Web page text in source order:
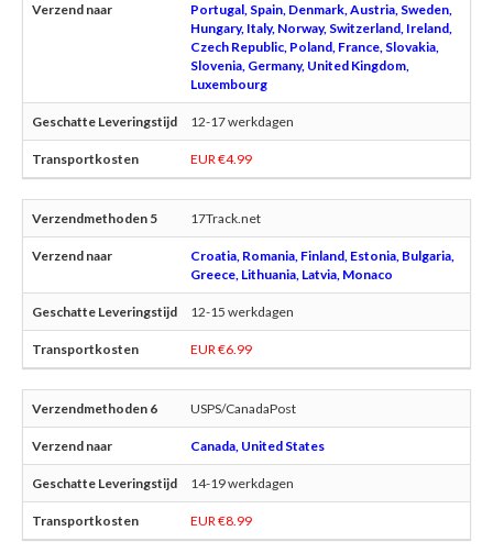
Portugal, Spain, Denmark, Austria, Sweden,
Hungary, Italy, Norway, Switzerland, Ireland,
Czech Republic, Poland, France, Slovakia,
Slovenia, Germany, United Kingdom,
Luxembourg
12-17 werkdagen
EUR €4.99
17Track.net
Croatia, Romania, Finland, Estonia, Bulgaria,
Greece, Lithuania, Latvia, Monaco
12-15 werkdagen
EUR €6.99
USPS/CanadaPost
Canada, United States
14-19 werkdagen
EUR €8.99